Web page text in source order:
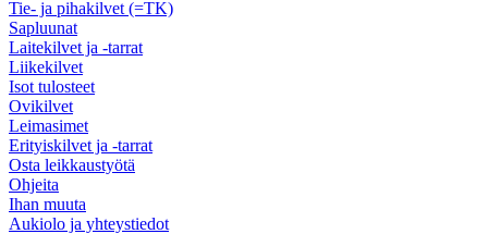
Tie- ja pihakilvet (=TK)
Sapluunat
Laitekilvet ja -tarrat
Liikekilvet
Isot tulosteet
Ovikilvet
Leimasimet
Erityiskilvet ja -tarrat
Osta leikkaustyötä
Ohjeita
Ihan muuta
Aukiolo ja yhteystiedot